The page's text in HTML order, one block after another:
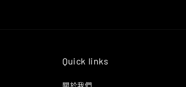
Quick links
關於我們